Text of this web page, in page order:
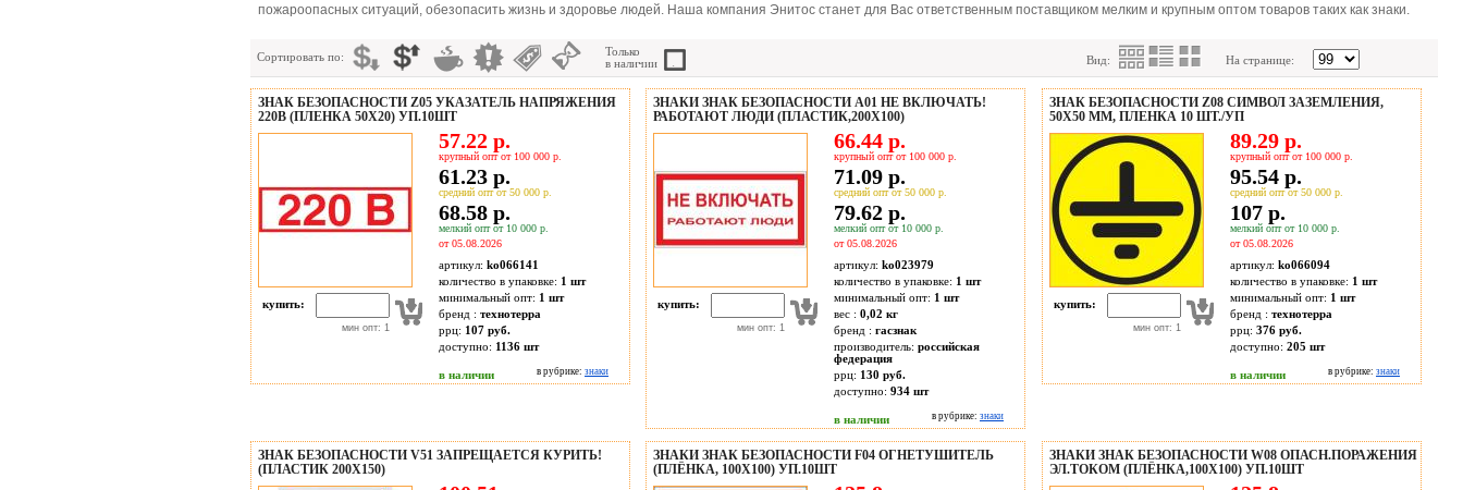
пожароопасных ситуаций, обезопасить жизнь и здоровье людей. Наша компания Энитос станет для Вас ответственным поставщиком мелким и крупным оптом товаров таких как знаки.
Сортировать по:
Только
в наличии
Вид: На странице:
ЗНАК БЕЗОПАСНОСТИ Z05 УКАЗАТЕЛЬ НАПРЯЖЕНИЯ
220В (ПЛЕНКА 50Х20) УП.10ШТ
купить:
мин опт: 1
57.22 р.
крупный опт от 100 000 р.
61.23 р.
средний опт от 50 000 р.
68.58 р.
мелкий опт от 10 000 р.
от 05.08.2026
артикул: ko066141
количество в упаковке: 1 шт
минимальный опт: 1 шт
бренд : технотерра
ррц: 107 руб.
доступно: 1136 шт
в наличии в рубрике: знаки
ЗНАКИ ЗНАК БЕЗОПАСНОСТИ A01 НЕ ВКЛЮЧАТЬ!
РАБОТАЮТ ЛЮДИ (ПЛАСТИК,200Х100)
купить:
мин опт: 1
66.44 р.
крупный опт от 100 000 р.
71.09 р.
средний опт от 50 000 р.
79.62 р.
мелкий опт от 10 000 р.
от 05.08.2026
артикул: ko023979
количество в упаковке: 1 шт
минимальный опт: 1 шт
вес : 0,02 кг
бренд : гасзнак
производитель: российская
федерация
ррц: 130 руб.
доступно: 934 шт
в наличии в рубрике: знаки
ЗНАК БЕЗОПАСНОСТИ Z08 СИМВОЛ ЗАЗЕМЛЕНИЯ,
50X50 ММ, ПЛЕНКА 10 ШТ./УП
купить:
мин опт: 1
89.29 р.
крупный опт от 100 000 р.
95.54 р.
средний опт от 50 000 р.
107 р.
мелкий опт от 10 000 р.
от 05.08.2026
артикул: ko066094
количество в упаковке: 1 шт
минимальный опт: 1 шт
бренд : технотерра
ррц: 376 руб.
доступно: 205 шт
в наличии в рубрике: знаки
ЗНАК БЕЗОПАСНОСТИ V51 ЗАПРЕЩАЕТСЯ КУРИТЬ!
(ПЛАСТИК 200Х150)
ЗНАКИ ЗНАК БЕЗОПАСНОСТИ F04 ОГНЕТУШИТЕЛЬ
(ПЛЁНКА, 100Х100) УП.10ШТ
ЗНАКИ ЗНАК БЕЗОПАСНОСТИ W08 ОПАСН.ПОРАЖЕНИЯ
ЭЛ.ТОКОМ (ПЛЁНКА,100Х100) УП.10ШТ